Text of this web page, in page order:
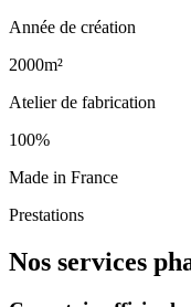
Année de création
2000m²
Atelier de fabrication
100%
Made in France
Prestations
Nos services